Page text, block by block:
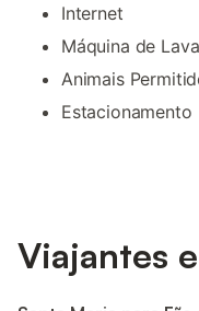
Internet
Máquina de
Animais
Estacionamento
Viajantes